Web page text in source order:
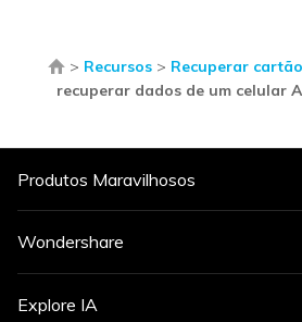
> Recursos > Recuperar
recuperar dados de um celular
Produtos Maravilhosos
Wondershare
Explore IA